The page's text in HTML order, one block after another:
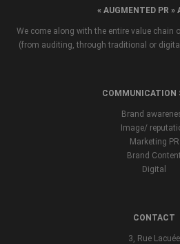
« AUGMENTED PR »
We come along with the entire value
(from auditing, through traditional or
COMMUNICATION
Brand
Image/
Marketing PR
Brand Content
Digital
CONTACT
3, Rue Lacuée